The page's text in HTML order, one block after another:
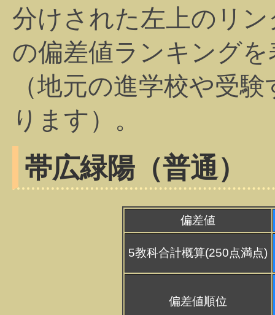
分けされた左上のリ
の偏差値ランキング
（地元の進学校や受
ります）。
帯広緑陽（普通）
偏差値
5教科合計概算(250点満点)
偏差値順位